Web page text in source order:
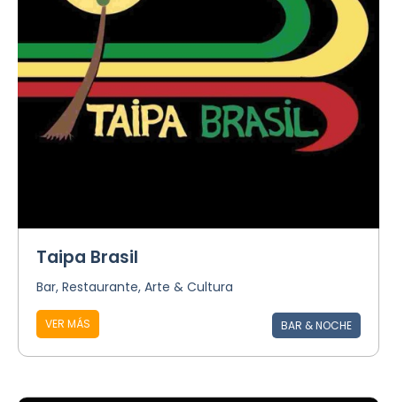
Taipa Brasil
Bar, Restaurante, Arte & Cultura
VER MÁS BAR & NOCHE